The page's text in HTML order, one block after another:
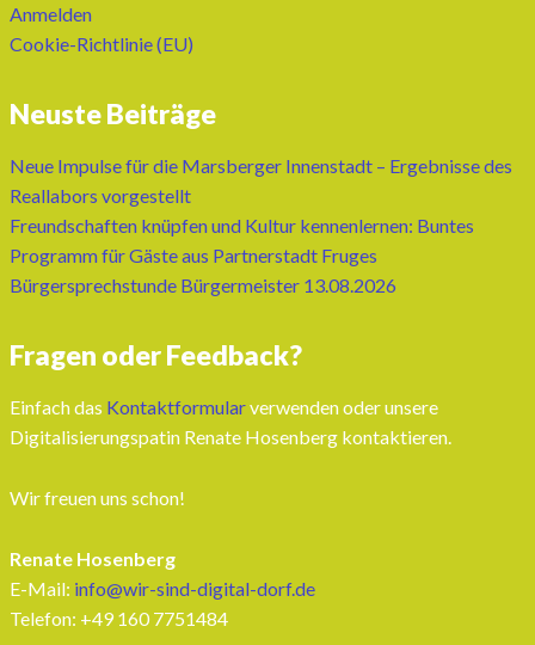
Anmelden
Cookie-Richtlinie (EU)
Neuste Beiträge
Neue Impulse für die Marsberger Innenstadt – Ergebnisse des
Reallabors vorgestellt
Freundschaften knüpfen und Kultur kennenlernen: Buntes
Programm für Gäste aus Partnerstadt Fruges
Bürgersprechstunde Bürgermeister 13.08.2026
Fragen oder Feedback?
Einfach das Kontaktformularverwenden oder unsere
Digitalisierungspatin Renate Hosenberg kontaktieren.
Wir freuen uns schon!
Renate Hosenberg
E-Mail: info@wir-sind-digital-dorf.de
Telefon: ‭+49 160 7751484‬